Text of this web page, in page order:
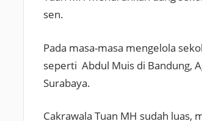
sen.
Pada masa-masa mengelola
seperti Abdul Muis di Bandung,
Surabaya.
Cakrawala Tuan MH sudah luas,